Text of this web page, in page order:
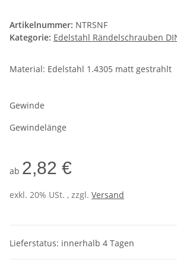
Artikelnummer: NTRSNF
Kategorie: Edelstahl Rändelschrauben
Material: Edelstahl 1.4305 matt gestrahlt
Gewinde
Gewindelänge
ab 2,82 €
exkl. 20% USt. , zzgl. Versand
Lieferstatus: innerhalb 4 Tagen